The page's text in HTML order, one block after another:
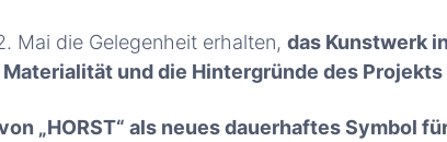
Mai die Gelegenheit erhalten, das Kunstwerk
und die Hintergründe des
„HORST“ als neues dauerhaftes Symbol